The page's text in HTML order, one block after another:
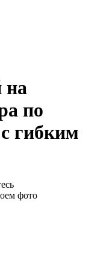
на
по
гибким
фото